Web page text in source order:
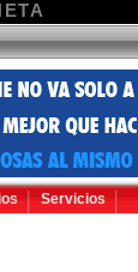
Servicios